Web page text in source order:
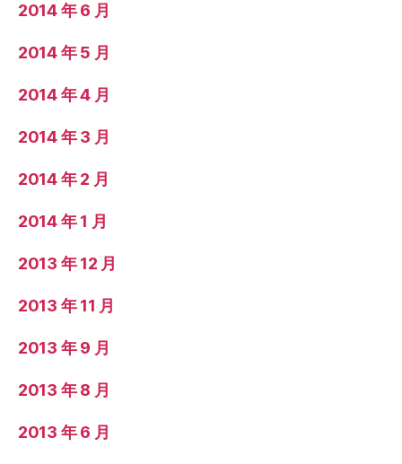
2014 年 6 月
2014 年 5 月
2014 年 4 月
2014 年 3 月
2014 年 2 月
2014 年 1 月
2013 年 12 月
2013 年 11 月
2013 年 9 月
2013 年 8 月
2013 年 6 月